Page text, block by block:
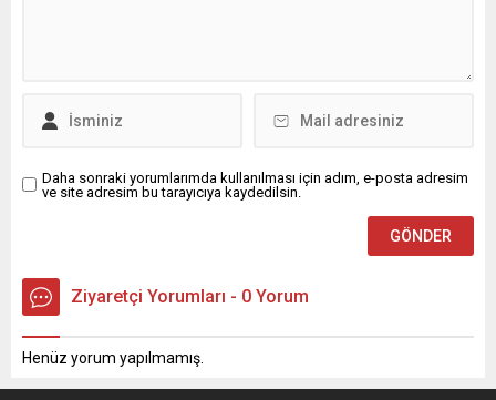
Daha sonraki yorumlarımda kullanılması için adım, e-posta adresim
ve site adresim bu tarayıcıya kaydedilsin.
Ziyaretçi Yorumları - 0 Yorum
Henüz yorum yapılmamış.